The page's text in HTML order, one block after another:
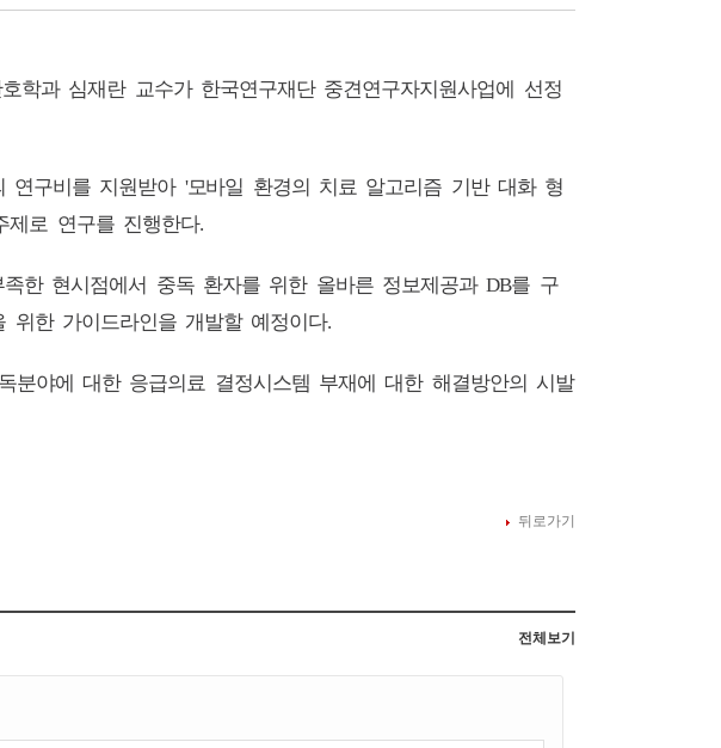
학과 심재란 교수가 한국연구재단 중견연구자지원사업에 선정
연구비를 지원받아 '모바일 환경의 치료 알고리즘 기반 대화 형
제로 연구를 진행한다.
한 현시점에서 중독 환자를 위한 올바른 정보제공과DB를 구
한 가이드라인을 개발할 예정이다.
분야에 대한 응급의료 결정시스템 부재에 대한 해결방안의 시발
뒤로가기
전체보기